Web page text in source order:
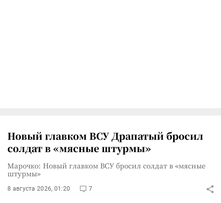
Новый главком ВСУ Драпатый бросил
солдат в «мясные штурмы»
Марочко: Новый главком ВСУ бросил солдат в «мясные
штурмы»
8 августа 2026, 01:20 7